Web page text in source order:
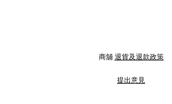
商舖退貨及退款政策
提出意見